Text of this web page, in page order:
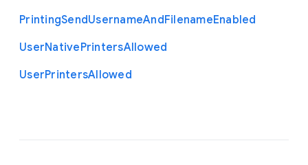
PrintingSendUsernameAndFilenameEnabled
UserNativePrintersAllowed
UserPrintersAllowed